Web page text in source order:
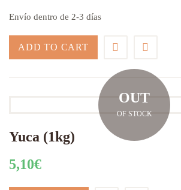
Envío dentro de 2-3 días
ADD TO CART
OUT
OF STOCK
Yuca (1kg)
5,10€